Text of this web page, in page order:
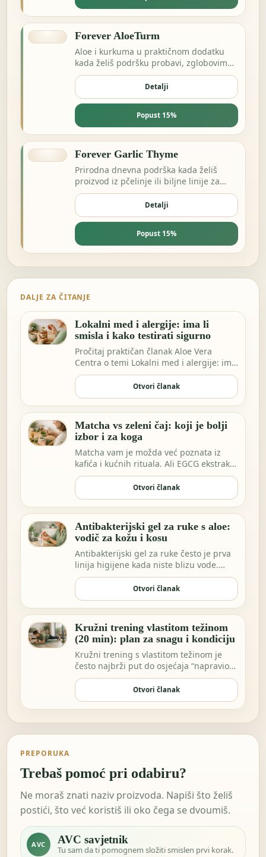
Forever AloeTurm
Aloe i kurkuma u praktičnom dodatku
kada želiš podršku probavi, zglobovima
ili dnevnoj ravnoteži.
Detalji
Popust 15%
Forever Garlic Thyme
Prirodna dnevna podrška kada želiš
proizvod iz pčelinje ili biljne linije za
energiju i otpornost.
Detalji
Popust 15%
DALJE ZA ČITANJE
Lokalni med i alergije: ima li
smisla i kako testirati sigurno
Pročitaj praktičan članak Aloe Vera
Centra o temi Lokalni med i alergije: ima
li smisla…
Otvori članak
Matcha vs zeleni čaj: koji je bolji
izbor i za koga
Matcha vam je možda već poznata iz
kafića i kućnih rituala. Ali EGCG ekstrakt
sve češće…
Otvori članak
Antibakterijski gel za ruke s aloe:
vodič za kožu i kosu
Antibakterijski gel za ruke često je prva
linija higijene kada niste blizu vode.
Možda …
Otvori članak
Kružni trening vlastitom težinom
(20 min): plan za snagu i kondiciju
Kružni trening s vlastitom težinom je
često najbrži put do osjećaja “napravio
sam nešto…
Otvori članak
PREPORUKA
Trebaš pomoć pri odabiru?
Ne moraš znati naziv proizvoda. Napiši što želiš
postići, što već koristiš ili oko čega se dvoumiš.
AVC AVC savjetnik
Tu sam da ti pomognem složiti smislen prvi korak.